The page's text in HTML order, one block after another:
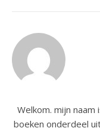
Welkom. mijn naam
boeken onderdeel